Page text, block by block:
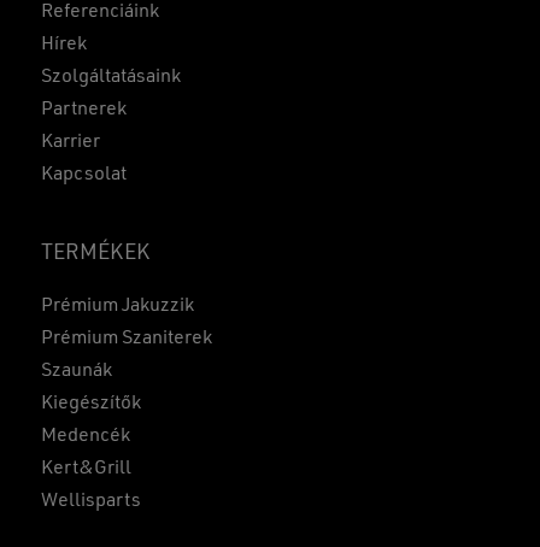
Referenciáink
Hírek
Szolgáltatásaink
Partnerek
Karrier
Kapcsolat
TERMÉKEK
Prémium Jakuzzik
Prémium Szaniterek
Szaunák
Kiegészítők
Medencék
Kert&Grill
Wellisparts